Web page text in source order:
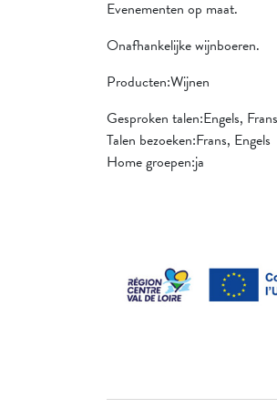
Evenementen op maat.
Onafhankelijke wijnboeren.
Producten:Wijnen
Gesproken talen:Engels, Frans
Talen bezoeken:Frans, Engels
Home groepen:ja